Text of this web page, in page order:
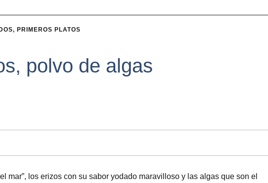
, PRIMEROS PLATOS
polvo de algas
mar”, los erizos con su sabor yodado maravilloso y las algas que son el